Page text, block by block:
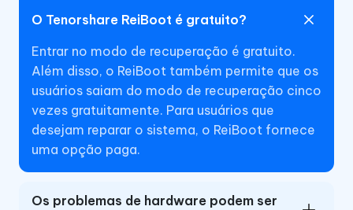
O Tenorshare ReiBoot é gratuito?
Entrar no modo de recuperação é gratuito.
Além disso, o ReiBoot também permite que os
usuários saiam do modo de recuperação cinco
vezes gratuitamente. Para usuários que
desejam reparar o sistema, o ReiBoot fornece
uma opção paga.
Os problemas de hardware podem ser